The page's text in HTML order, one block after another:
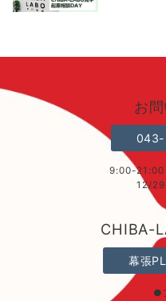
お
9:00-21:00
12/
CHIBA-
幕張
●